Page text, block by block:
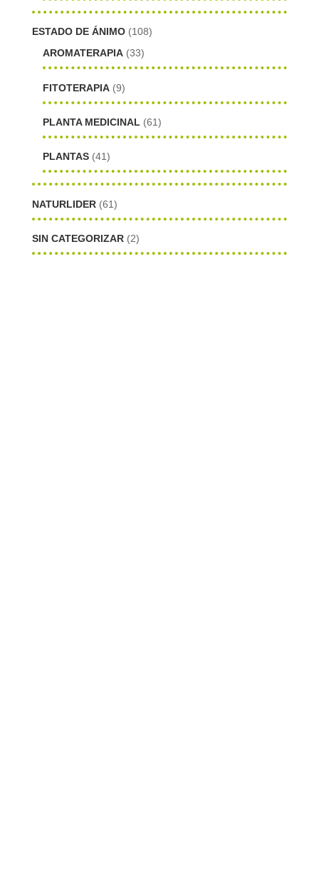
ESTADO DE ÁNIMO (108)
AROMATERAPIA (33)
FITOTERAPIA (9)
PLANTA MEDICINAL (61)
PLANTAS (41)
NATURLIDER (61)
SIN CATEGORIZAR (2)